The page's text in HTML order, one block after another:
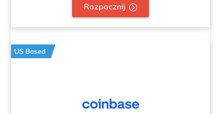
Rozpocznij
US Based